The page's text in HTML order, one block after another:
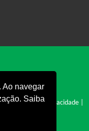
Ao navegar
Saiba
|Politica e Privacidade